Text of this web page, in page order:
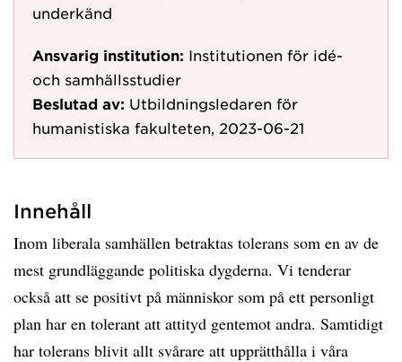
underkänd
Ansvarig institution: Institutionen för idé-
och samhällsstudier
Beslutad av: Utbildningsledaren för
humanistiska fakulteten, 2023-06-21
Innehåll
Inom liberala samhällen betraktas tolerans som en av de
mest grundläggande politiska dygderna. Vi tenderar
också att se positivt på människor som på ett personligt
plan har en tolerant att attityd gentemot andra. Samtidigt
har tolerans blivit allt svårare att upprätthålla i våra